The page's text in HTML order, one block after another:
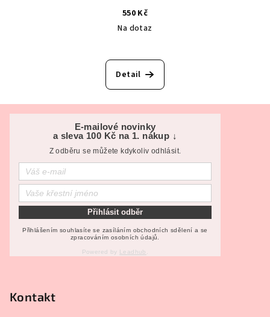
550 Kč
Na dotaz
Detail
E-mailové novinky
a sleva 100 Kč na 1. nákup ↓
Z odběru se můžete kdykoliv odhlásit.
Přihlásit odběr
Přihlášením souhlasíte se zasíláním obchodních sdělení a se
zpracováním osobních údajů.
Powered by Leadhub
Kontakt